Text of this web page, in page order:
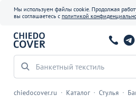
Мы используем файлы cookie. Продолжая
вы соглашаетесь с политикой
Мебель для кафе
chiedocover.ru Каталог Стулья